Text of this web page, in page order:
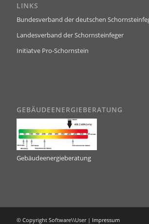
LINKS
Bundesverband der deutschen
Landesverband der Schornsteinfeger
Initiatve Pro-Schornstein
GEBÄUDEENERGIEBERATUNG
Gebäudeenergieberatung
© Copyright Software\\User | Impressum